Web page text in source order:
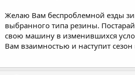
Желаю Вам беспроблемной езды
выбранного типа резины.
свою машину в изменившихся
Вам взаимностью и наступит сезон